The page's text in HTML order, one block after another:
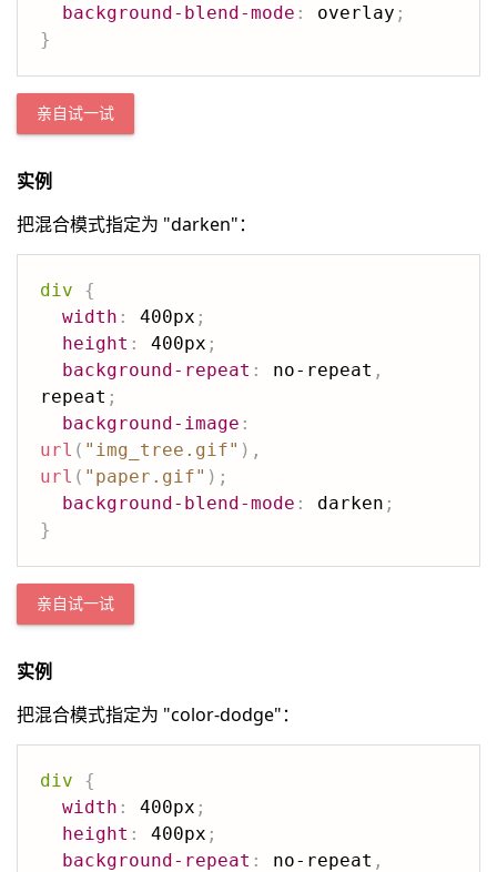
background-blend-mode : overlay ;
}
亲自试一试
实例
把混合模式指定为 "darken"：
div
{
width : 400px ;
height : 400px ;
background-repeat : no-repeat ,
repeat ;
background-image :
url ( "img_tree.gif" ) ,
url ( "paper.gif" ) ;
background-blend-mode : darken ;
}
亲自试一试
实例
把混合模式指定为 "color-dodge"：
div
{
width : 400px ;
height : 400px ;
background-repeat : no-repeat ,